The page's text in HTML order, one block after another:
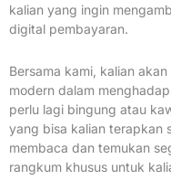
kalian yang ingin
digital pembayaran.
Bersama kami, kalian
modern dalam
perlu lagi bingung atau
yang bisa kalian terapkan
membaca dan temukan
rangkum khusus untuk